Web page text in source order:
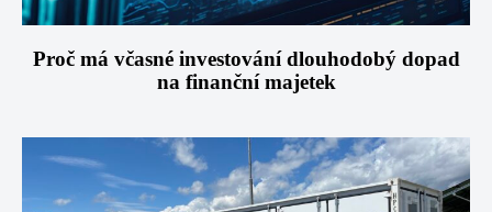
Proč má včasné investování dlouhodobý dopad
na finanční majetek